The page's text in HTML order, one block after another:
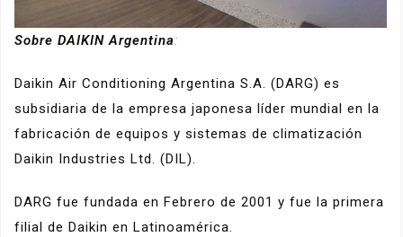
Sobre DAIKIN Argentina:
Daikin Air Conditioning Argentina S.A. (DARG) es
subsidiaria de la empresa japonesa líder mundial en la
fabricación de equipos y sistemas de climatización
Daikin Industries Ltd. (DIL).
DARG fue fundada en Febrero de 2001 y fue la primera
filial de Daikin en Latinoamérica.